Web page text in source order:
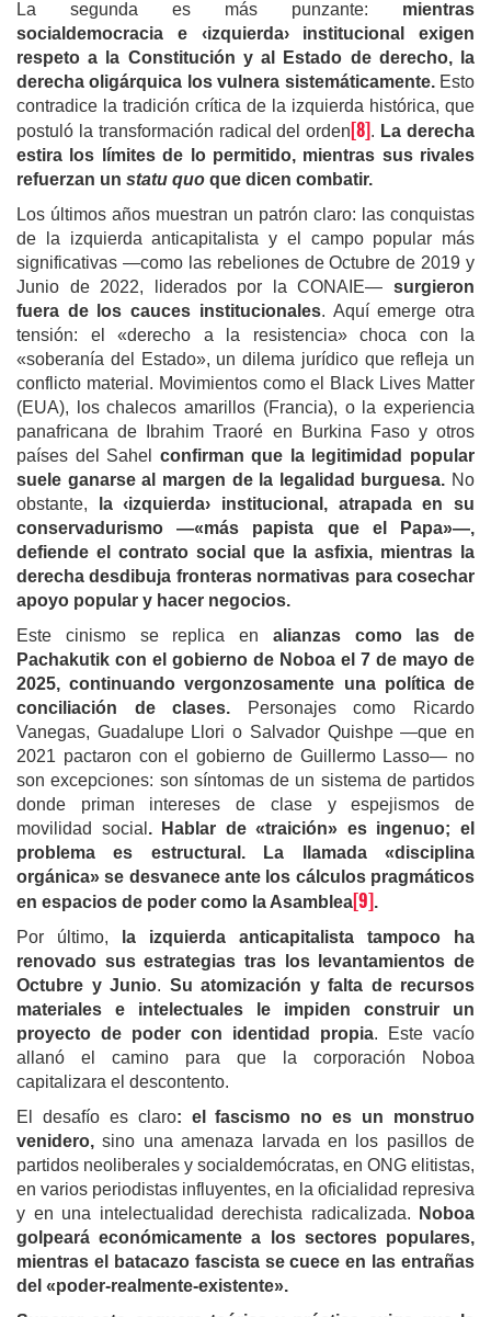
La segunda es más punzante: mientras
socialdemocracia e ‹izquierda› institucional exigen
respeto a la Constitución y al Estado de derecho, la
derecha oligárquica los vulnera sistemáticamente.Esto
contradice la tradición crítica de la izquierda histórica, que
postuló la transformación radical del orden[8]. La derecha
estira los límites de lo permitido, mientras sus rivales
refuerzan un statu quo que dicen combatir.
Los últimos años muestran un patrón claro: las conquistas
de la izquierda anticapitalista y el campo popular más
significativas —como las rebeliones de Octubre de 2019 y
Junio de 2022, liderados por la CONAIE— surgieron
fuera de los cauces institucionales. Aquí emerge otra
tensión: el «derecho a la resistencia» choca con la
«soberanía del Estado», un dilema jurídico que refleja un
conflicto material. Movimientos como el Black Lives Matter
(EUA), los chalecos amarillos (Francia), o la experiencia
panafricana de Ibrahim Traoré en Burkina Faso y otros
países del Sahel
confirman que la legitimidad popular
suele ganarse al margen de la legalidad burguesa. No
obstante,
la ‹izquierda› institucional, atrapada en su
conservadurismo —«más papista que el Papa»—,
defiende el contrato social que la asfixia, mientras la
derecha desdibuja fronteras normativas para cosechar
apoyo popular y hacer negocios.
Este cinismo se replica en alianzas como las de
Pachakutik con el gobierno de Noboa el 7 de mayo de
2025, continuando vergonzosamente una política de
conciliación de clases.
Personajes como Ricardo
Vanegas, Guadalupe Llori o Salvador Quishpe —que en
2021 pactaron con el gobierno de Guillermo Lasso— no
son excepciones: son síntomas de un sistema de partidos
donde priman intereses de clase y espejismos de
movilidad social . Hablar de «traición» es ingenuo; el
problema es estructural. La llamada «disciplina
orgánica» se desvanece ante los cálculos pragmáticos
en espacios de poder como la Asamblea[9].
Por último,
la izquierda anticapitalista tampoco ha
renovado sus estrategias tras los levantamientos de
Octubre y Junio. Su atomización y falta de recursos
materiales e intelectuales le impiden construir un
proyecto de poder con identidad propia. Este vacío
allanó el camino para que la corporación Noboa
capitalizara el descontento.
El desafío es claro: el fascismo no es un monstruo
venidero, sino una amenaza larvada en los pasillos de
partidos neoliberales y socialdemócratas, en ONG elitistas,
en varios periodistas influyentes, en la oficialidad represiva
y en una intelectualidad derechista radicalizada. Noboa
golpeará económicamente a los sectores populares,
mientras el batacazo fascista se cuece en las entrañas
del «poder-realmente-existente».